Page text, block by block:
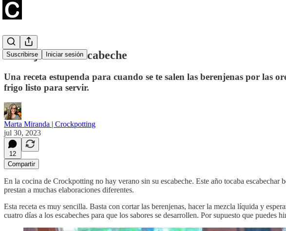
Suscribirse Iniciar sesión
Berenjenas en escabeche
Una receta estupenda para cuando se te salen las berenjenas por las
frigo listo para servir.
Marta Miranda | Crockpotting
jul 30, 2023
12
Compartir
En la cocina de Crockpotting no hay verano sin su escabeche. Este año tocaba
prestan a muchas elaboraciones diferentes.
Esta receta es muy sencilla. Basta con cortar las berenjenas, hacer la mezcla líquida y
cuatro días a los escabeches para que los sabores se desarrollen. Por supuesto que puedes